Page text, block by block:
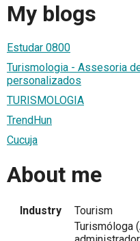
My blogs
Estudar 0800
Turismologia - Assesoria
personalizados
TURISMOLOGIA
TrendHun
Cucuja
About me
Industry
Tourism
Turismóloga